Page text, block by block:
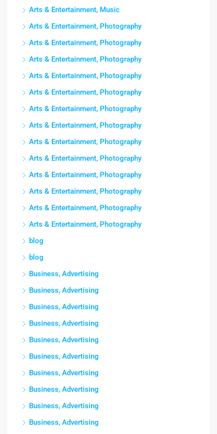
Arts & Entertainment, Music
Arts & Entertainment, Photography
Arts & Entertainment, Photography
Arts & Entertainment, Photography
Arts & Entertainment, Photography
Arts & Entertainment, Photography
Arts & Entertainment, Photography
Arts & Entertainment, Photography
Arts & Entertainment, Photography
Arts & Entertainment, Photography
Arts & Entertainment, Photography
Arts & Entertainment, Photography
Arts & Entertainment, Photography
Arts & Entertainment, Photography
blog
blog
Business, Advertising
Business, Advertising
Business, Advertising
Business, Advertising
Business, Advertising
Business, Advertising
Business, Advertising
Business, Advertising
Business, Advertising
Business, Advertising